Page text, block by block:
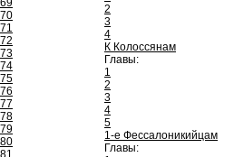
69
70
71
72
73
74
75
76
77
78
79
80
81
2
3
4
К Колоссянам
Главы:
1
2
3
4
5
1-е Фессалоникийцам
Главы: